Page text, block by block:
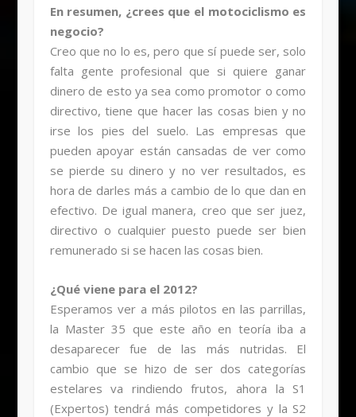
En resumen, ¿crees que el motociclismo es
negocio?
Creo que no lo es, pero que sí puede ser, solo
falta gente profesional que si quiere ganar
dinero de esto ya sea como promotor o como
directivo, tiene que hacer las cosas bien y no
irse los pies del suelo. Las empresas que
pueden apoyar están cansadas de ver como
se pierde su dinero y no ver resultados, es
hora de darles más a cambio de lo que dan en
efectivo. De igual manera, creo que ser juez,
directivo o cualquier puesto puede ser bien
remunerado si se hacen las cosas bien.
¿Qué viene para el 2012?
Esperamos ver a más pilotos en las parrillas,
la Master 35 que este año en teoría iba a
desaparecer fue de las más nutridas. El
cambio que se hizo de ser dos categorías
estelares va rindiendo frutos, ahora la S1
(Expertos) tendrá más competidores y la S2